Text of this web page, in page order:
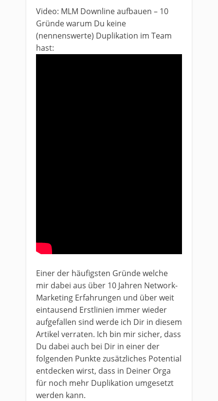
Video: MLM Downline aufbauen – 10
Gründe warum Du keine
(nennenswerte) Duplikation im Team
hast:
Einer der häufigsten Gründe welche
mir dabei aus über 10 Jahren Network-
Marketing Erfahrungen und über weit
eintausend Erstlinien immer wieder
aufgefallen sind werde ich Dir in diesem
Artikel verraten. Ich bin mir sicher, dass
Du dabei auch bei Dir in einer der
folgenden Punkte zusätzliches Potential
entdecken wirst, dass in Deiner Orga
für noch mehr Duplikation umgesetzt
werden kann.